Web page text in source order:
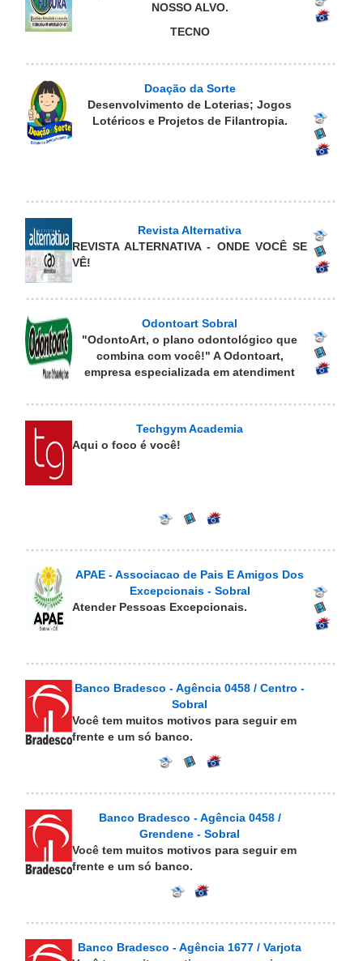
NOSSO ALVO.
TECNO
Doação da Sorte
Desenvolvimento de Loterias; Jogos
Lotéricos e Projetos de Filantropia.
Revista Alternativa
REVISTA ALTERNATIVA - ONDE VOCÊ SE
VÊ!
Odontoart Sobral
"OdontoArt, o plano odontológico que
combina com você!" A Odontoart,
empresa especializada em atendiment
Techgym Academia
Aqui o foco é você!
APAE - Associacao de Pais E Amigos Dos
Excepcionais - Sobral
Atender Pessoas Excepcionais.
Banco Bradesco - Agência 0458 / Centro -
Sobral
Você tem muitos motivos para seguir em
frente e um só banco.
Banco Bradesco - Agência 0458 /
Grendene - Sobral
Você tem muitos motivos para seguir em
frente e um só banco.
Banco Bradesco - Agência 1677 / Varjota